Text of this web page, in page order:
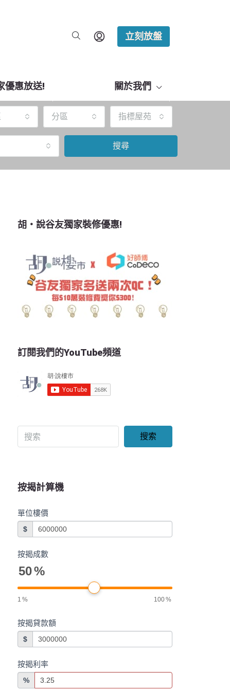
立刻放盤
優惠放送! 關於我們
分區 指標屋苑
搜尋
胡‧說谷友獨家裝修優惠!
訂閱我們的YouTube頻道
搜索
按揭計算機
單位樓價
$
按揭成數
50%
1 % 100%
按揭貸款額
$
按揭利率
%